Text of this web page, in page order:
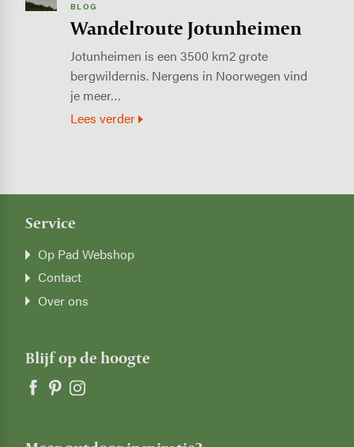
BLOG
Wandelroute Jotunheimen
Jotunheimen is een 3500 km2 grote
bergwildernis. Nergens in Noorwegen vind
je meer…
Lees verder
Service
Op Pad Webshop
Contact
Over ons
Blijf op de hoogte